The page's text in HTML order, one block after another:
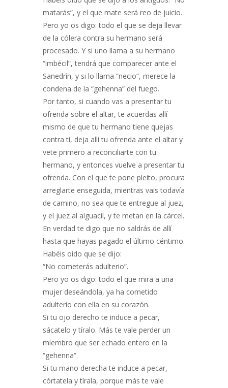
matarás”, y el que mate será reo de juicio.
Pero yo os digo: todo el que se deja llevar
de la cólera contra su hermano será
procesado. Y si uno llama a su hermano
“imbécil”, tendrá que comparecer ante el
Sanedrín, y si lo llama “necio”, merece la
condena de la “gehenna” del fuego.
Por tanto, si cuando vas a presentar tu
ofrenda sobre el altar, te acuerdas allí
mismo de que tu hermano tiene quejas
contra ti, deja allí tu ofrenda ante el altar y
vete primero a reconciliarte con tu
hermano, y entonces vuelve a presentar tu
ofrenda. Con el que te pone pleito, procura
arreglarte enseguida, mientras vais todavía
de camino, no sea que te entregue al juez,
y el juez al alguacil, y te metan en la cárcel.
En verdad te digo que no saldrás de allí
hasta que hayas pagado el último céntimo.
Habéis oído que se dijo:
“No cometerás adulterio”.
Pero yo os digo: todo el que mira a una
mujer deseándola, ya ha cometido
adulterio con ella en su corazón.
Si tu ojo derecho te induce a pecar,
sácatelo y tíralo. Más te vale perder un
miembro que ser echado entero en la
“gehenna”.
Si tu mano derecha te induce a pecar,
córtatela y tírala, porque más te vale